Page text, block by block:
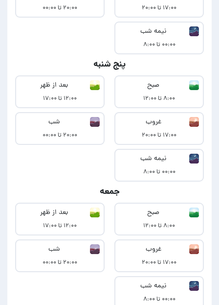
۱۷:۰۰ تا ۲۰:۰۰ ۲۰:۰۰ تا ۰۰:۰۰
نیمه شب
۰۰:۰۰ تا ۸:۰۰
پنج شنبه
صبح
۸:۰۰ تا ۱۲:۰۰
بعد از ظهر
۱۲:۰۰ تا ۱۷:۰۰
غروب
۱۷:۰۰ تا ۲۰:۰۰
شب
۲۰:۰۰ تا ۰۰:۰۰
نیمه شب
۰۰:۰۰ تا ۸:۰۰
جمعه
صبح
۸:۰۰ تا ۱۲:۰۰
بعد از ظهر
۱۲:۰۰ تا ۱۷:۰۰
غروب
۱۷:۰۰ تا ۲۰:۰۰
شب
۲۰:۰۰ تا ۰۰:۰۰
نیمه شب
۰۰:۰۰ تا ۸:۰۰